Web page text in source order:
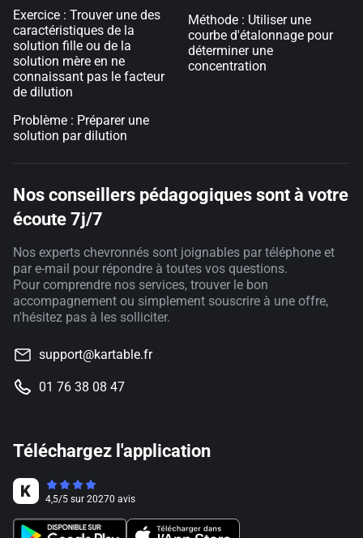
Exercice : Trouver une des
caractéristiques de la
solution fille ou de la
solution mère en ne
connaissant pas le facteur
de dilution
Problème : Préparer une
solution par dilution
Méthode : Utiliser une
courbe d'étalonnage pour
déterminer une
concentration
Nos conseillers pédagogiques sont à votre
écoute 7j/7
Nos experts chevronnés sont joignables par téléphone et
par e-mail pour répondre à toutes vos questions.
Pour comprendre nos services, trouver le bon
accompagnement ou simplement souscrire à une offre,
n'hésitez pas à les solliciter.
support@kartable.fr
01 76 38 08 47
Téléchargez l'application
4,5/5 sur 20270 avis